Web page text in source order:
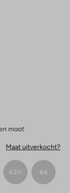
maat
Maat uitverkocht?
43⅓ 44